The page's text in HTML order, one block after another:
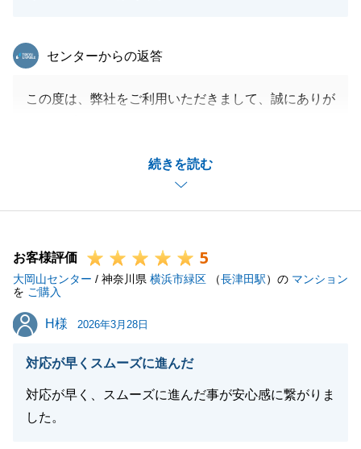
続きを読む
東急リバブル
センターからの返答
この度は、弊社をご利用いただきまして、誠にありが
ご契約からお引渡しまで、多大なるご協力をいただ
き、心より感謝申し上げます。
気軽にご連絡ください。
お客様評価 5
大岡山センター / 神奈川県 横浜市緑区 （長津田駅）の マンション
を ご購入
H様
H様 2026年3月28日
対応が早くスムーズに進んだ
対応が早く、スムーズに進んだ事が安心感に繋がりま
した。